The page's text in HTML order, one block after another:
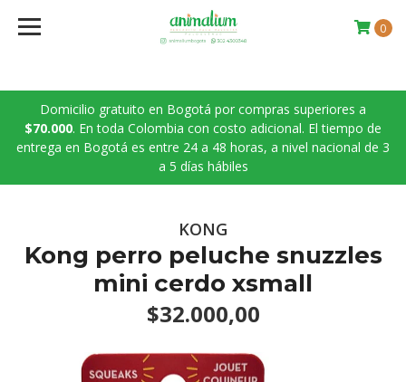
Domicilio gratuito en Bogotá por compras superiores a
$70.000. En toda Colombia con costo adicional. El tiempo de
entrega en Bogotá es entre 24 a 48 horas, a nivel nacional de 3
a 5 días hábiles
0
KONG
Kong perro peluche snuzzles
mini cerdo xsmall
$32.000,00